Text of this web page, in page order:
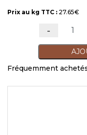
Prix au kg TTC : 27.65€
-
Fréquemment